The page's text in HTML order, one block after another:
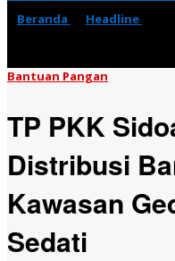
Beranda Headline
Bantuan Pangan
TP PKK
Distribusi
Kawasan
Sedati